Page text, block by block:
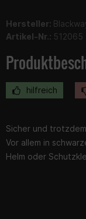
Hersteller:
Artikel-Nr.: 512065
hilfreich
Sicher und
Vor allem in
Helm oder